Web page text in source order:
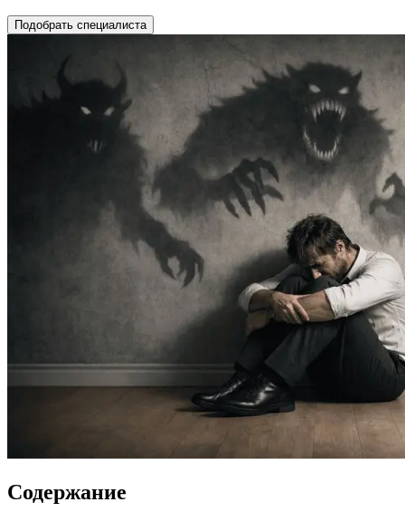
Подобрать специалиста
Содержание